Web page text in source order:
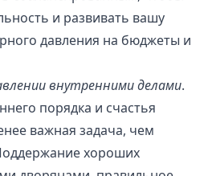
и развивать вашу
давления на бюджеты и
внутренними делами.
порядка и счастья
важная задача, чем
хороших